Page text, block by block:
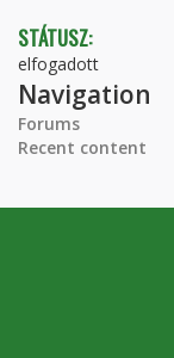
STÁTUSZ:
elfogadott
Navigation
Forums
Recent content